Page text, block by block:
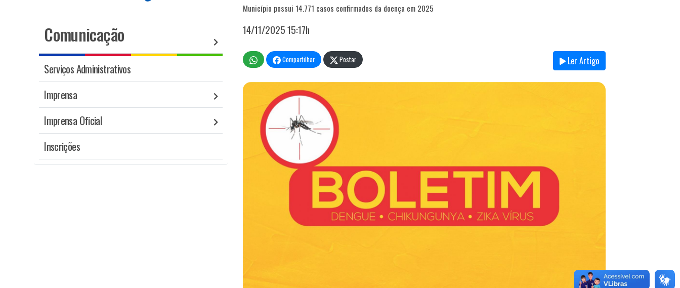
Comunicação
Serviços Administrativos
Imprensa
Imprensa Oficial
Inscrições
Município possui 14.771 casos confirmados da doença em 2025
14/11/2025 15:17h
Compartilhar Postar Ler Artigo